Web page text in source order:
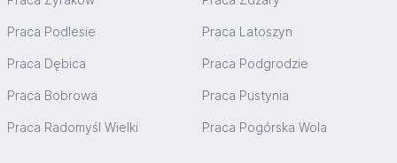
Praca Podlesie Praca Latoszyn
Praca Dębica Praca Podgrodzie
Praca Bobrowa Praca Pustynia
Praca Radomyśl Wielki Praca Pogórska Wola